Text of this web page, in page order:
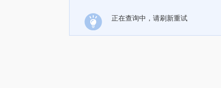
正在查询中，请刷新重试